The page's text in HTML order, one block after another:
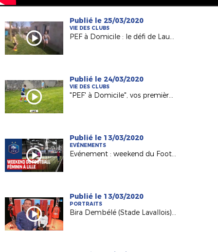
Publié le 25/03/2020
VIE DES CLUBS
PEF à Domicile : le défi de Laura (U6 à La Gaubretière) !
Publié le 24/03/2020
VIE DES CLUBS
"PEF' à Domicile", vos premières vidéos !
Publié le 13/03/2020
EVÉNEMENTS
Evénement : weekend du Football Féminin
Publié le 13/03/2020
PORTRAITS
Bira Dembélé (Stade Lavallois) invité d'USBFoot France 3